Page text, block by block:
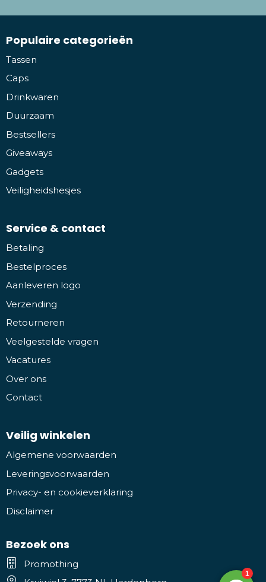
Populaire categorieën
Tassen
Caps
Drinkwaren
Duurzaam
Bestsellers
Giveaways
Gadgets
Veiligheidshesjes
Service & contact
Betaling
Bestelproces
Aanleveren logo
Verzending
Retourneren
Veelgestelde vragen
Vacatures
Over ons
Contact
Veilig winkelen
Algemene voorwaarden
Leveringsvoorwaarden
Privacy- en cookieverklaring
Disclaimer
Bezoek ons
Promothing